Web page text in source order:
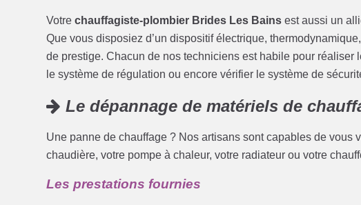
Votrechauffagiste-plombier Brides Les Bains est aussi un
Que vous disposiez d’un dispositif électrique,
de prestige. Chacun de nos techniciens est habile pour réaliser
le système de régulation ou encore vérifier le système de
Le dépannage de matériels de
Une panne de chauffage ? Nos artisans sont capables de vous
chaudière, votre pompe à chaleur, votre radiateur ou votre
Les prestations fournies